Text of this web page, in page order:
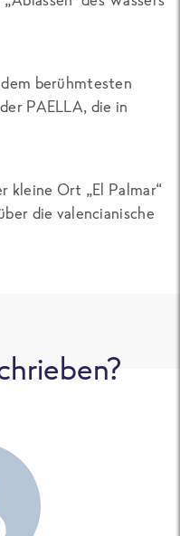
berühmtesten
PAELLA, die in
kleine Ort „El Palmar“
die valencianische